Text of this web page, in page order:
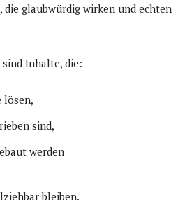
glaubwürdig wirken und echten
Inhalte, die:
lösen,
sind,
werden
bleiben.